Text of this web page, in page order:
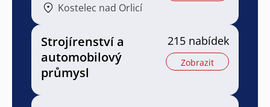
Kostelec nad Orlicí
Strojírenství a
automobilový
průmysl
215 nabídek
Zobrazit